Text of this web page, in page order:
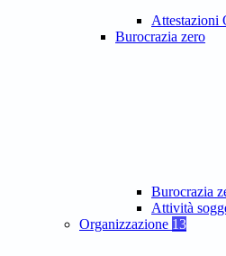
Attestazioni
Burocrazia zero
Burocrazia
Attività
Organizzazione 13